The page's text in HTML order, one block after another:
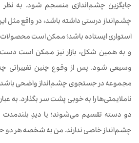
جایگزین چشم‌اندازی منسجم شود. به
چشم‌انداز درستی داشته باشد، در واقع مثل
استواری ایستاده باشد؛ ممکن است محصولات
و به همین شکل، بازار نیز ممکن است
وسیعی شود. پس از وقوع چنین تغییراتی
مجموعه در جستجوی چشم‌انداز واضحی باشد،
ناملایمتی‌ها را به خوبی پشت سر بگذارد. به
دو دسته تقسیم می‌شوند؛ یا دیدِ بلندمدت
چشم‌انداز خاصی ندارند. من به شخصه هر دو